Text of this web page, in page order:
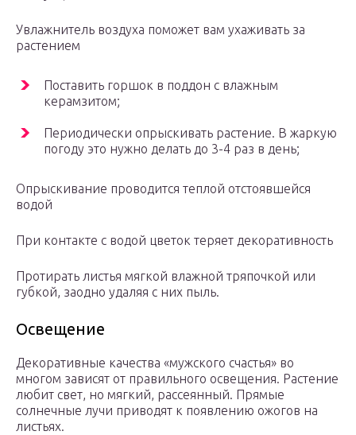
Увлажнитель воздуха поможет вам ухаживать за
растением
Поставить горшок в поддон с влажным
керамзитом;
Периодически опрыскивать растение. В жаркую
погоду это нужно делать до 3-4 раз в день;
Опрыскивание проводится теплой отстоявшейся
водой
При контакте с водой цветок теряет декоративность
Протирать листья мягкой влажной тряпочкой или
губкой, заодно удаляя с них пыль.
Освещение
Декоративные качества «мужского счастья» во
многом зависят от правильного освещения. Растение
любит свет, но мягкий, рассеянный. Прямые
солнечные лучи приводят к появлению ожогов на
листьях.